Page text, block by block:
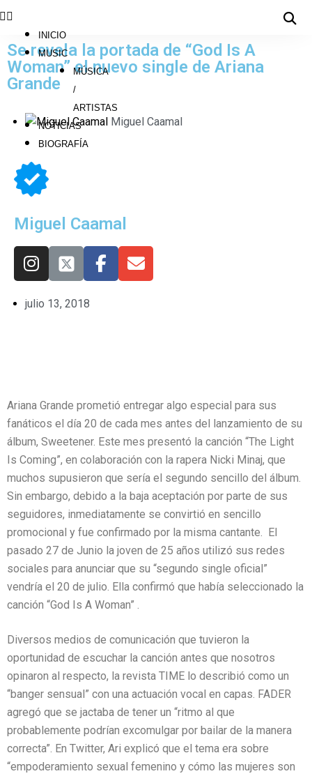
INICIO
MUSIC
MÚSICA
/
ARTISTAS
NOTICIAS
BIOGRAFÍA
Se revela la portada de “God Is A
Woman” el nuevo single de Ariana
Grande
Miguel Caamal
Miguel Caamal
julio 13, 2018
Ariana Grande prometió entregar algo especial para sus
fanáticos el día 20 de cada mes antes del lanzamiento de su
álbum, Sweetener. Este mes presentó la canción “The Light
Is Coming”, en colaboración con la rapera Nicki Minaj, que
muchos supusieron que sería el segundo sencillo del álbum.
Sin embargo, debido a la baja aceptación por parte de sus
seguidores, inmediatamente se convirtió en sencillo
promocional y fue confirmado por la misma cantante. El
pasado 27 de Junio la joven de 25 años utilizó sus redes
sociales para anunciar que su “segundo single oficial”
vendría el 20 de julio. Ella confirmó que había seleccionado la
canción “God Is A Woman” .
Diversos medios de comunicación que tuvieron la
oportunidad de escuchar la canción antes que nosotros
opinaron al respecto, la revista TIME lo describió como un
“banger sensual” con una actuación vocal en capas. FADER
agregó que se jactaba de tener un “ritmo al que
probablemente podrían excomulgar por bailar de la manera
correcta”. En Twitter, Ari explicó que el tema era sobre
“empoderamiento sexual femenino y cómo las mujeres son